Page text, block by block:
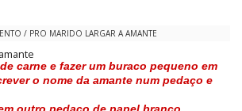
/ PRO MARIDO LARGAR A AMANTE
carne e fazer um buraco pequeno em
o nome da amante num pedaço e
outro pedaço de papel branco.